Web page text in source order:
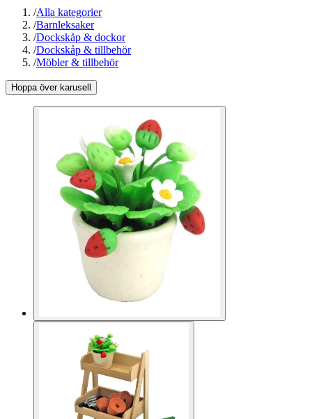
/Alla kategorier
/Barnleksaker
/Dockskåp & dockor
/Dockskåp & tillbehör
/Möbler & tillbehör
Hoppa över karusell